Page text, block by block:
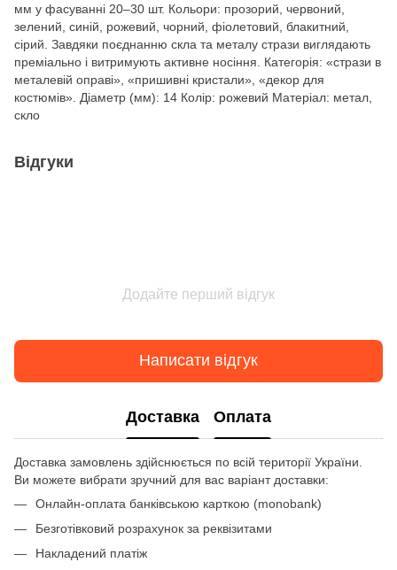
мм у фасуванні 20–30 шт. Кольори: прозорий, червоний,
зелений, синій, рожевий, чорний, фіолетовий, блакитний,
сірий. Завдяки поєднанню скла та металу стрази виглядають
преміально і витримують активне носіння. Категорія: «стрази в
металевій оправі», «пришивні кристали», «декор для
костюмів». Діаметр (мм): 14 Колір: рожевий Матеріал: метал,
скло
Відгуки
Додайте перший відгук
Написати відгук
Доставка Оплата
Доставка замовлень здійснюється по всій території України.
Ви можете вибрати зручний для вас варіант доставки:
Онлайн-оплата банківською карткою (monobank)
Безготівковий розрахунок за реквізитами
Накладений платіж